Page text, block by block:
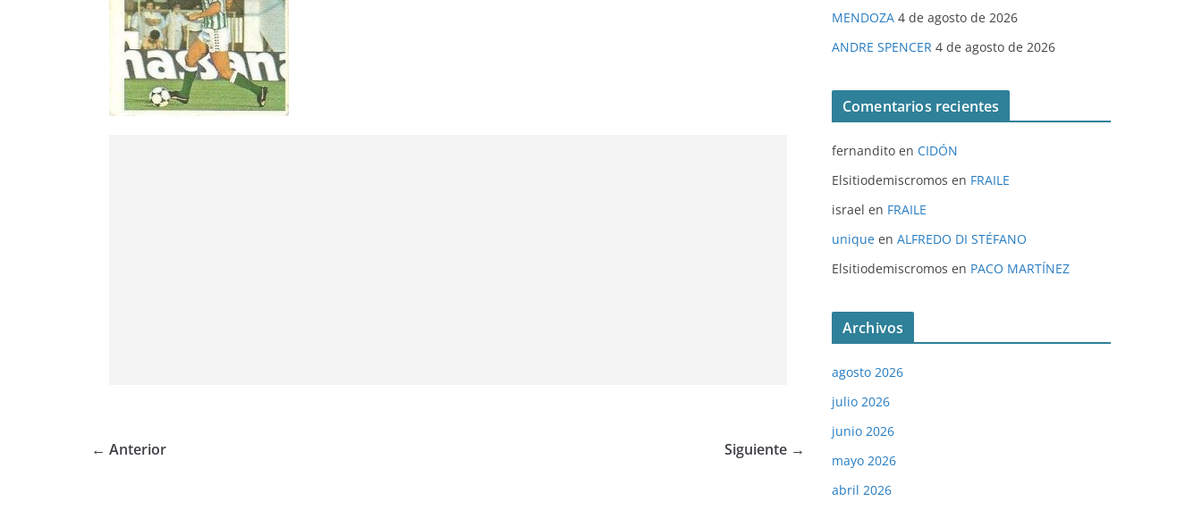
← Anterior Siguiente →
MENDOZA 4 de agosto de 2026
ANDRE SPENCER 4 de agosto de 2026
Comentarios recientes
fernandito en CIDÓN
Elsitiodemiscromos en FRAILE
israel en FRAILE
unique en ALFREDO DI STÉFANO
Elsitiodemiscromos en PACO MARTÍNEZ
Archivos
agosto 2026
julio 2026
junio 2026
mayo 2026
abril 2026